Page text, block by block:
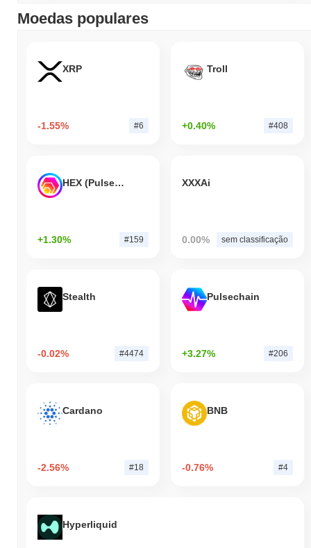
Moedas populares
XRP
-1.55% #6
Troll
+0.40% #408
HEX (Pulsechain)
+1.30% #159
XXXAi
0.00% sem classificação
Stealth
-0.02% #4474
Pulsechain
+3.27% #206
Cardano
-2.56% #18
BNB
-0.76% #4
Hyperliquid